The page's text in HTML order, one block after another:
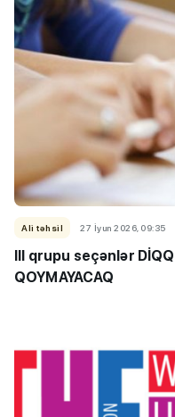
Ali təhsil 27 İyun 2026, 09:35
III qrupu seçənlər
QOYMAYACAQ